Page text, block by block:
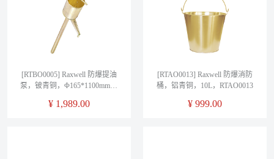
[RTBO0005] Raxwell 防爆提油
泵，铍青铜，Φ165*1100mm，
¥ 1,989.00
[RTAO0013] Raxwell 防爆消防
桶，铝青铜，10L，RTAO0013
¥999.00